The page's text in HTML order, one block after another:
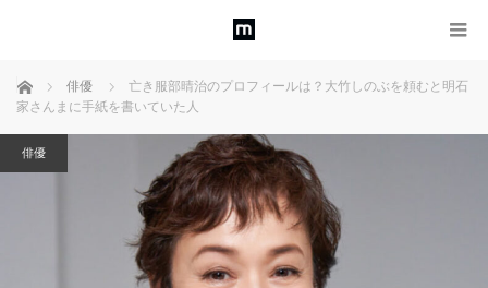
ホーム 俳優
亡き服部晴治のプロフィールは？大竹しのぶを頼むと明石
家さんまに手紙を書いていた人
俳優